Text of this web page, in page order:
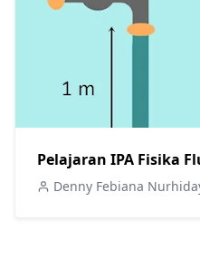
Pelajaran IPA Fisika
Denny Febiana